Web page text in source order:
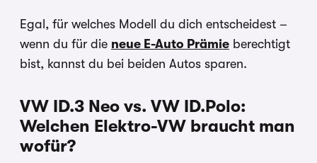
Egal, für welches Modell du dich entscheidest –
wenn du für die neue E-Auto Prämie berechtigt
bist, kannst du bei beiden Autos sparen.
VW ID.3 Neo vs. VW ID.Polo:
Welchen Elektro-VW braucht man
wofür?